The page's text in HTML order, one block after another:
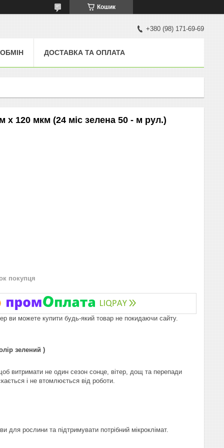
Кошик
+380 (98) 171-69-69
ДОСТАВКА ТА ОПЛАТА
х 120 мкм (24 міс зелена 50 - м рул.)
покупця
ви можете купити будь-який товар не покидаючи сайту.
зелений )
витримати не один сезон сонце, вітер, дощ та перепади
і не втомлюється від роботи.
для рослини та підтримувати потрібний мікроклімат.